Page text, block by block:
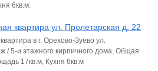
6кв.м.
квартира ул. Пролетарская д. 22
в г. Орехово-Зуево ул.
/ 5-и этажного кирпичного дома, Общая
17кв.м, Кухня 6кв.м